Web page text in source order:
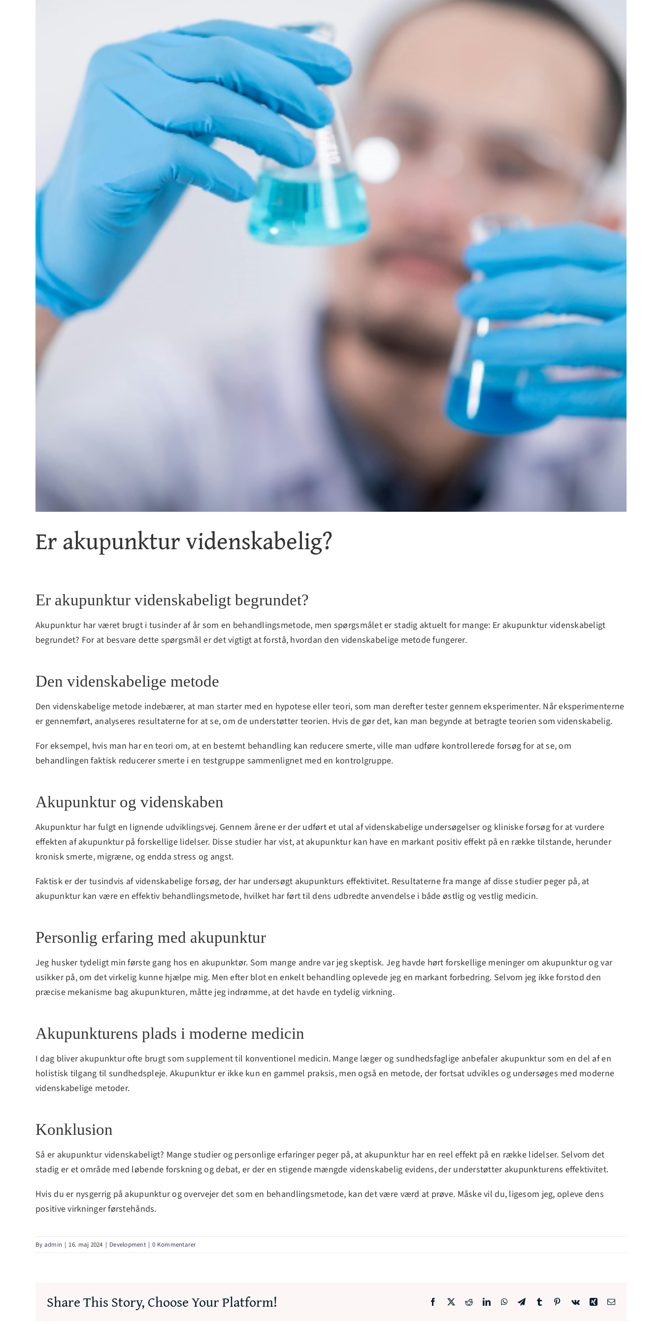
Er akupunktur videnskabelig?
Er akupunktur videnskabeligt begrundet?
Akupunktur har været brugt i tusinder af år som en behandlingsmetode, men spørgsmålet er stadig aktuelt for mange: Er akupunktur videnskabeligt
begrundet? For at besvare dette spørgsmål er det vigtigt at forstå, hvordan den videnskabelige metode fungerer.
Den videnskabelige metode
Den videnskabelige metode indebærer, at man starter med en hypotese eller teori, som man derefter tester gennem eksperimenter. Når eksperimenterne
er gennemført, analyseres resultaterne for at se, om de understøtter teorien. Hvis de gør det, kan man begynde at betragte teorien som videnskabelig.
For eksempel, hvis man har en teori om, at en bestemt behandling kan reducere smerte, ville man udføre kontrollerede forsøg for at se, om
behandlingen faktisk reducerer smerte i en testgruppe sammenlignet med en kontrolgruppe.
Akupunktur og videnskaben
Akupunktur har fulgt en lignende udviklingsvej. Gennem årene er der udført et utal af videnskabelige undersøgelser og kliniske forsøg for at vurdere
effekten af akupunktur på forskellige lidelser. Disse studier har vist, at akupunktur kan have en markant positiv effekt på en række tilstande, herunder
kronisk smerte, migræne, og endda stress og angst.
Faktisk er der tusindvis af videnskabelige forsøg, der har undersøgt akupunkturs effektivitet. Resultaterne fra mange af disse studier peger på, at
akupunktur kan være en effektiv behandlingsmetode, hvilket har ført til dens udbredte anvendelse i både østlig og vestlig medicin.
Personlig erfaring med akupunktur
Jeg husker tydeligt min første gang hos en akupunktør. Som mange andre var jeg skeptisk. Jeg havde hørt forskellige meninger om akupunktur og var
usikker på, om det virkelig kunne hjælpe mig. Men efter blot en enkelt behandling oplevede jeg en markant forbedring. Selvom jeg ikke forstod den
præcise mekanisme bag akupunkturen, måtte jeg indrømme, at det havde en tydelig virkning.
Akupunkturens plads i moderne medicin
I dag bliver akupunktur ofte brugt som supplement til konventionel medicin. Mange læger og sundhedsfaglige anbefaler akupunktur som en del af en
holistisk tilgang til sundhedspleje. Akupunktur er ikke kun en gammel praksis, men også en metode, der fortsat udvikles og undersøges med moderne
videnskabelige metoder.
Konklusion
Så er akupunktur videnskabeligt? Mange studier og personlige erfaringer peger på, at akupunktur har en reel effekt på en række lidelser. Selvom det
stadig er et område med løbende forskning og debat, er der en stigende mængde videnskabelig evidens, der understøtter akupunkturens effektivitet.
Hvis du er nysgerrig på akupunktur og overvejer det som en behandlingsmetode, kan det være værd at prøve. Måske vil du, ligesom jeg, opleve dens
positive virkninger førstehånds.
By admin | 16. maj 2024 | Development | 0 Kommentarer
Share This Story, Choose Your Platform! Facebook
X RedditLinkedInWhatsApp
TelegramTumblr Pinterest
Vk XingE-